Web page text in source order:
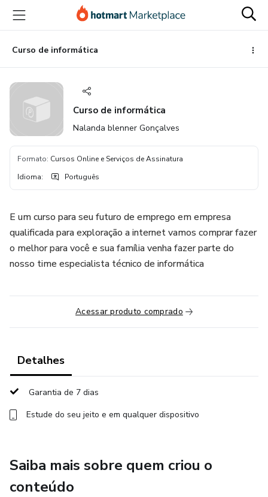
para
conteúdo
principal
para
pagamento
para
rodapé
Curso de informática
Curso de informática
Nalanda blenner Gonçalves
Formato: Cursos Online e Serviços de Assinatura
Idioma: Português
E um curso para seu futuro de emprego em empresa
qualificada para exploração a internet vamos comprar fazer
o melhor para você e sua família venha fazer parte do
nosso time especialista técnico de informática
Acessar produto comprado
Detalhes
Garantia de 7 dias
Estude do seu jeito e em qualquer dispositivo
Saiba mais sobre quem criou o
conteúdo